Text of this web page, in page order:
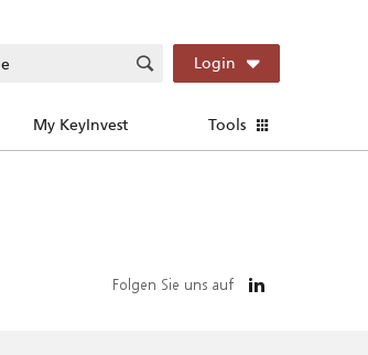
Login
My KeyInvest Tools
Folgen Sie uns auf